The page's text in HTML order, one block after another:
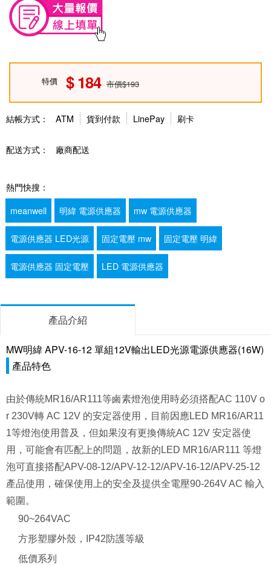
特價 184 市價$193
結帳方式： ATM 貨到付款 LinePay 刷卡
配送方式： 廠商配送
熱門快搜：
meanwell
明緯 電源供應器 mw 電源供應器
電源供應器 LED光源 固定電壓 mw 固定電壓 明緯
電源供應器 固定電壓 LED 電源供應器
產品介紹
MW明緯 APV-16-12 單組12V輸出LED光源電源供應器(16W)
產品特色
由於傳統MR16/AR111等鹵素燈泡使用時必須搭配AC 110V o
r 230V轉 AC 12V 的安定器使用，目前因應LED MR16/AR11
1等燈泡使用普及，但如果沒有更換傳統AC 12V 安定器使
用，可能會有匹配上的問題，故新的LED MR16/AR111 等燈
泡可直接搭配APV-08-12/APV-12-12/APV-16-12/APV-25-12
產品使用，確保使用上的安全及提供全電壓90-264V AC 輸入
範圍。
90~264VAC
方形塑膠外殼，IP42防護等級
低價系列